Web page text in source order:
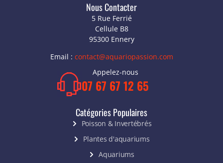
Nous Contacter
5 Rue Ferrié
Cellule B8
95300 Ennery
Email : contact@aquariopassion.com
Appelez-nous
07 67 67 12 65
Catégories Populaires
Poisson & Invertébrés
Plantes d'aquariums
Aquariums